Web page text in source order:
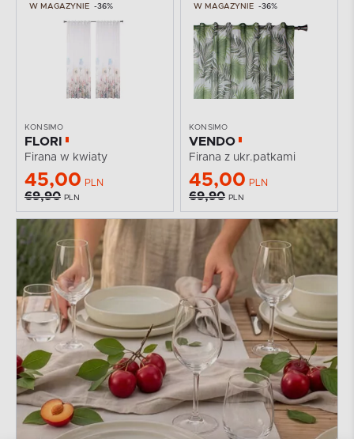
W MAGAZYNIE -36%
KONSIMO
FLORI
Firana w kwiaty
45,00 PLN
69,90 PLN
W MAGAZYNIE -36%
KONSIMO
VENDO
Firana z ukr.patkami
45,00 PLN
69,90 PLN